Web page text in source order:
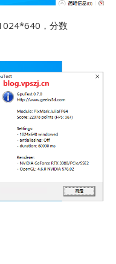
，分数